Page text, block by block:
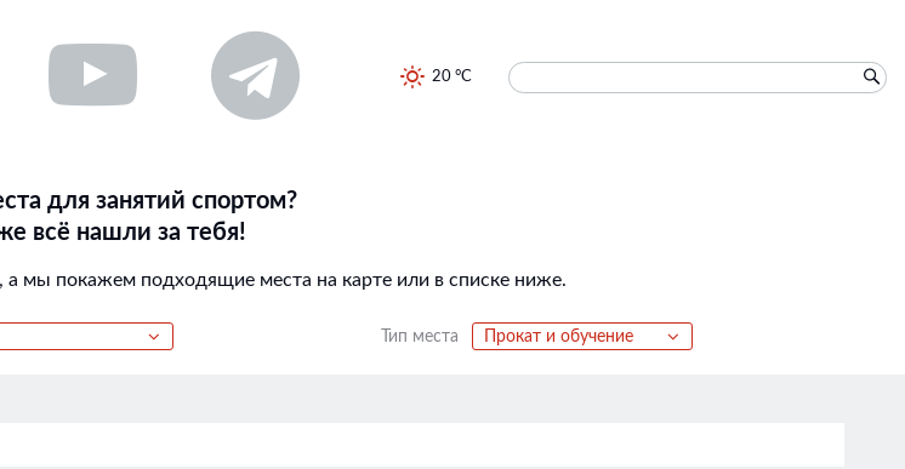
20 °C
для занятий спортом?
всё нашли за тебя!
мы покажем подходящие места на карте или в списке ниже.
Тип места Прокат и обучение